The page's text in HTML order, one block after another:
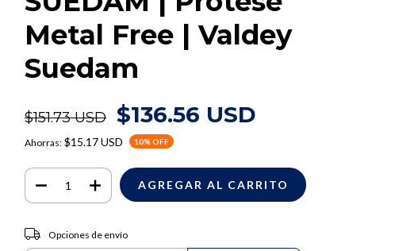
Metal Free | Valdey
Suedam
$151.73 USD $136.56 USD
Ahorras: $15.17 USD 10% OFF
Entregas para el CP:
Opciones de envío